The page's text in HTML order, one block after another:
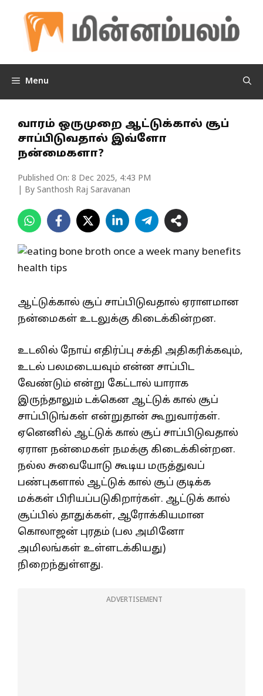
content
Menu
வாரம் ஒருமுறை ஆட்டுக்கால் சூப்
சாப்பிடுவதால் இவ்ளோ
நன்மைகளா?
Published On: 8 Dec 2025, 4:43 PM
| By Santhosh Raj Saravanan
ஆட்டுக்கால் சூப் சாப்பிடுவதால் ஏராளமான
நன்மைகள் உடலுக்கு கிடைக்கின்றன.
உடலில் நோய் எதிர்ப்பு சக்தி அதிகரிக்கவும்,
உடல் பலமடையவும் என்ன சாப்பிட
வேண்டும் என்று கேட்டால் யாராக
இருந்தாலும் டக்கென ஆட்டுக் கால் சூப்
சாப்பிடுங்கள் என்றுதான் கூறுவார்கள்.
ஏனெனில் ஆட்டுக் கால் சூப் சாப்பிடுவதால்
ஏராள நன்மைகள் நமக்கு கிடைக்கின்றன.
நல்ல சுவையோடு கூடிய மருத்துவப்
பண்புகளால் ஆட்டுக் கால் சூப் குடிக்க
மக்கள் பிரியப்படுகிறார்கள். ஆட்டுக் கால்
சூப்பில் தாதுக்கள், ஆரோக்கியமான
கொலாஜன் புரதம் (பல அமினோ
அமிலங்கள் உள்ளடக்கியது)
நிறைந்துள்ளது.
ADVERTISEMENT